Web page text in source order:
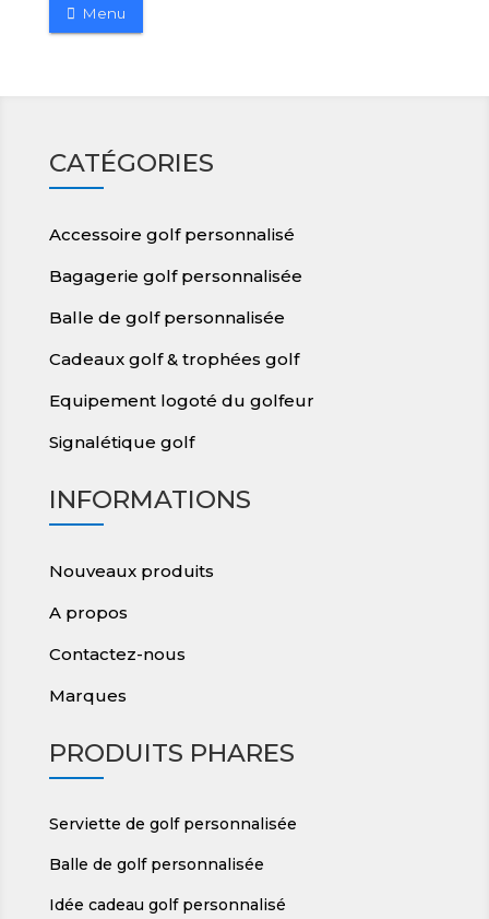
Menu
CATÉGORIES
Accessoire golf personnalisé
Bagagerie golf personnalisée
Balle de golf personnalisée
Cadeaux golf & trophées golf
Equipement logoté du golfeur
Signalétique golf
INFORMATIONS
Nouveaux produits
A propos
Contactez-nous
Marques
PRODUITS PHARES
Serviette de golf personnalisée
Balle de golf personnalisée
Idée cadeau golf personnalisé